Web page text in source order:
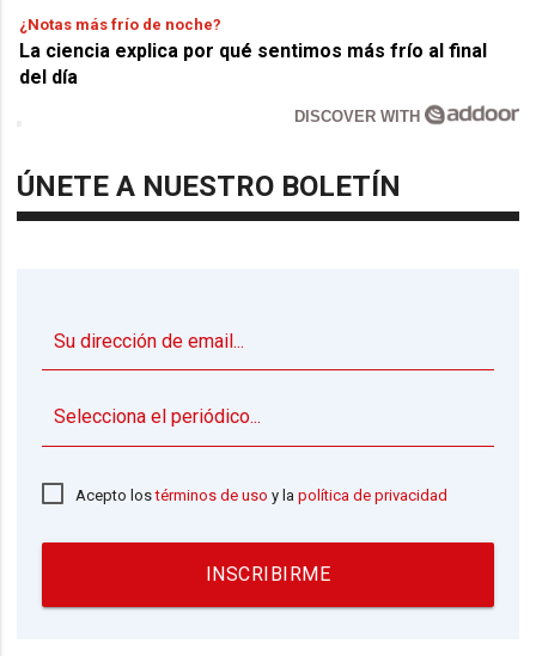
¿Notas más frío de noche?
La ciencia explica por qué sentimos más frío al final
del día
DISCOVER WITH
ÚNETE A NUESTRO BOLETÍN
Acepto lostérminos de uso y lapolítica de privacidad
INSCRIBIRME